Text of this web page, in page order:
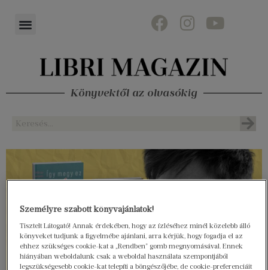
Könyvektől az olvasókig
Személyre szabott könyvajánlatok!
Tisztelt Látogató! Annak érdekében, hogy az ízléséhez minél közelebb álló
könyveket tudjunk a figyelmébe ajánlani, arra kérjük, hogy fogadja el az
ehhez szükséges cookie-kat a „Rendben” gomb megnyomásával. Ennek
hiányában weboldalunk csak a weboldal használata szempontjából
legszükségesebb cookie-kat telepíti a böngészőjébe, de cookie-preferenciáit